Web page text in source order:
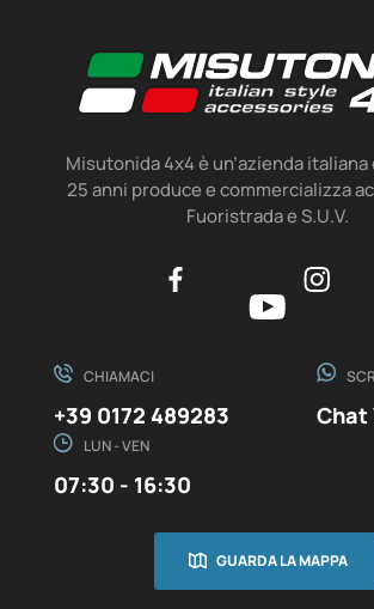
Misutonida 4x4 è un’azienda
25 anni produce e commercializza
Fuoristrada e S.U.V.
CHIAMACI
+39 0172 489283 Chat
LUN - VEN
07:30 - 16:30
GUARDA LA MAPPA